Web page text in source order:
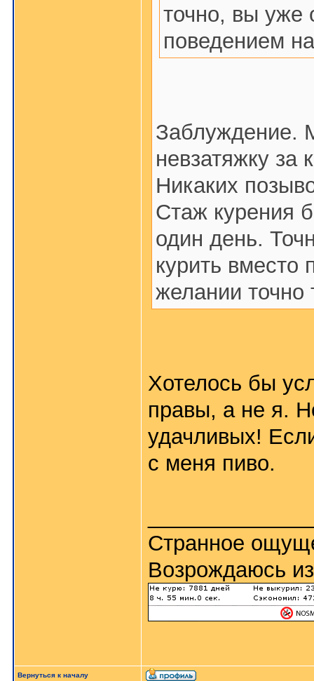
точно, вы уже
поведением
Заблуждение.
невзатяжку
Никаких
Стаж курения
один день.
курить
желании
Хотелось бы
правы, а не я.
удачливых!
с меня пиво.
Странное
Возрождаюсь
Вернуться к началу